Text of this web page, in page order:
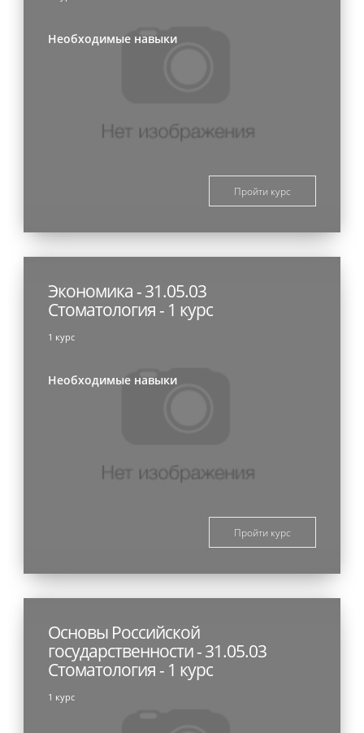
Необходимые навыки
Пройти курс
Экономика - 31.05.03
Стоматология - 1 курс
1 курс
Необходимые навыки
Пройти курс
Основы Российской
государственности - 31.05.03
Стоматология - 1 курс
1 курс